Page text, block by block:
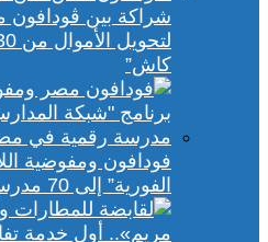
كاش”
فودافون ومفوضية
الفورية” إلى 70 مدرسة رقمية في مصر